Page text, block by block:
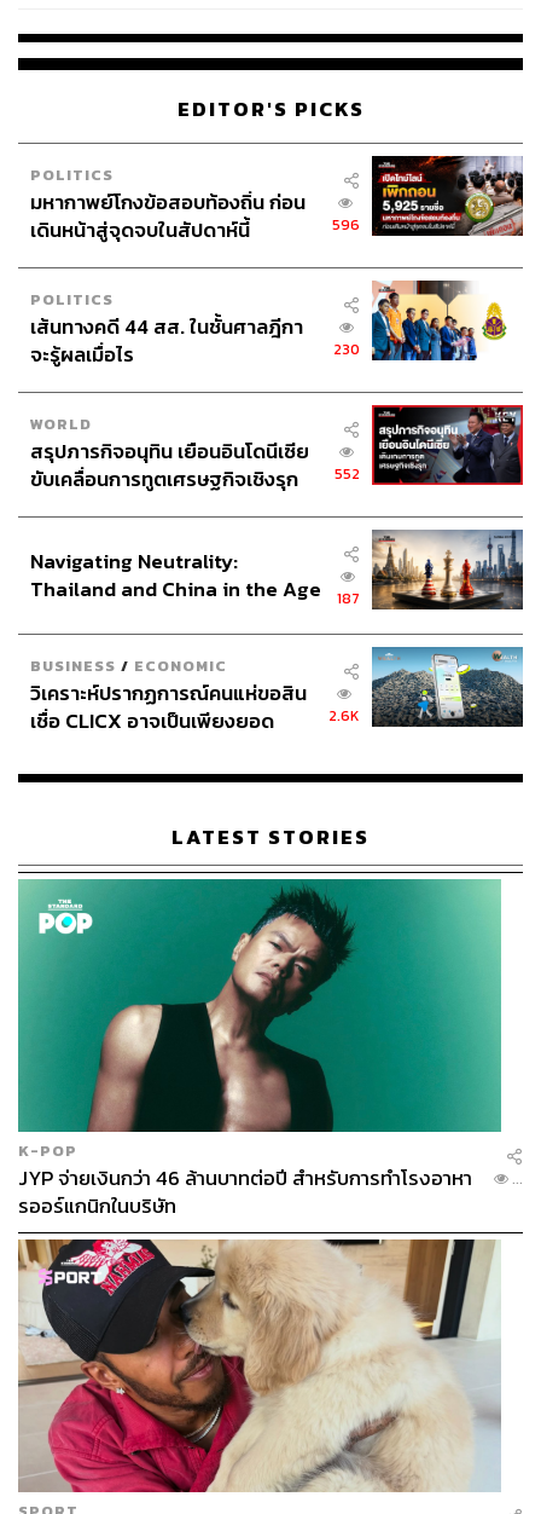
EDITOR'S PICKS
POLITICS
มหากาพย์โกงข้อสอบท้องถิ่น ก่อน
เดินหน้าสู่จุดจบในสัปดาห์นี้
596
POLITICS
เส้นทางคดี 44 สส. ในชั้นศาลฎีกา
จะรู้ผลเมื่อไร
230
WORLD
สรุปภารกิจอนุทิน เยือนอินโดนีเซีย
ขับเคลื่อนการทูตเศรษฐกิจเชิงรุก
552
Navigating Neutrality:
Thailand and China in the Age
187
BUSINESS / ECONOMIC
วิเคราะห์ปรากฏการณ์คนแห่ขอสิน
เชื่อ CLICX อาจเป็นเพียงยอด
เรือนไทยที่ถูกซุกไว้
2.6K
LATEST STORIES
K-POP
JYP จ่ายเงินกว่า 46 ล้านบาทต่อปี สำหรับการทำโรงอาหา
รออร์แกนิกในบริษัท
...